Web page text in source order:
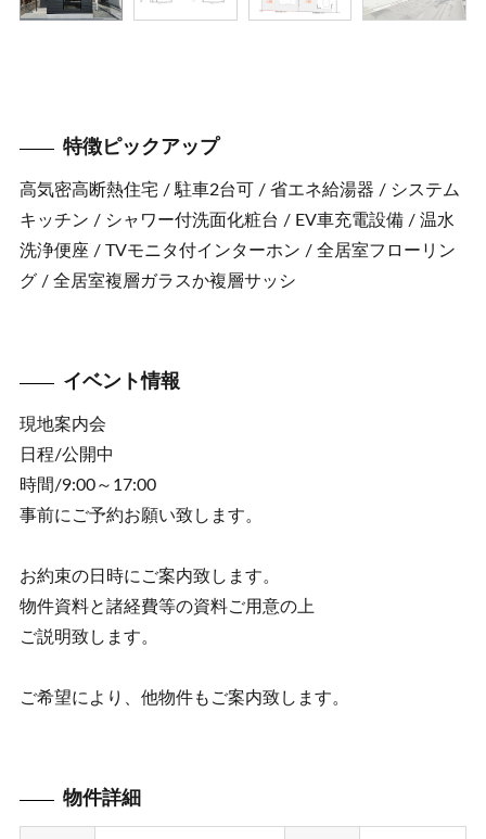
特徴ピックアップ
高気密高断熱住宅 / 駐車2台可 / 省エネ給湯器 / システム
キッチン / シャワー付洗面化粧台 / EV車充電設備 / 温水
洗浄便座 / TVモニタ付インターホン / 全居室フローリン
グ / 全居室複層ガラスか複層サッシ
イベント情報
現地案内会
日程/公開中
時間/9:00～17:00
事前にご予約お願い致します。
お約束の日時にご案内致します。
物件資料と諸経費等の資料ご用意の上
ご説明致します。
ご希望により、他物件もご案内致します。
物件詳細